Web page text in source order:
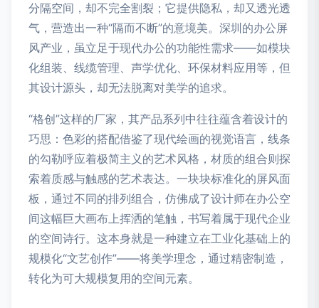
分隔空间，却不完全割裂；它提供隐私，却又透光透
气，营造出一种“隔而不断”的意境美。深圳的办公屏
风产业，虽立足于现代办公的功能性需求——如模块
化组装、线缆管理、声学优化、环保材料应用等，但
其设计源头，却无法脱离对美学的追求。
“格创”这样的厂家，其产品系列中往往蕴含着设计的
巧思：色彩的搭配借鉴了现代绘画的视觉语言，线条
的勾勒呼应着极简主义的艺术风格，材质的组合则探
索着质感与触感的艺术表达。一块块标准化的屏风面
板，通过不同的排列组合，仿佛成了设计师在办公空
间这幅巨大画布上挥洒的笔触，书写着属于现代企业
的空间诗行。这本身就是一种建立在工业化基础上的
规模化“文艺创作”——将美学理念，通过精密制造，
转化为可大规模复用的空间元素。